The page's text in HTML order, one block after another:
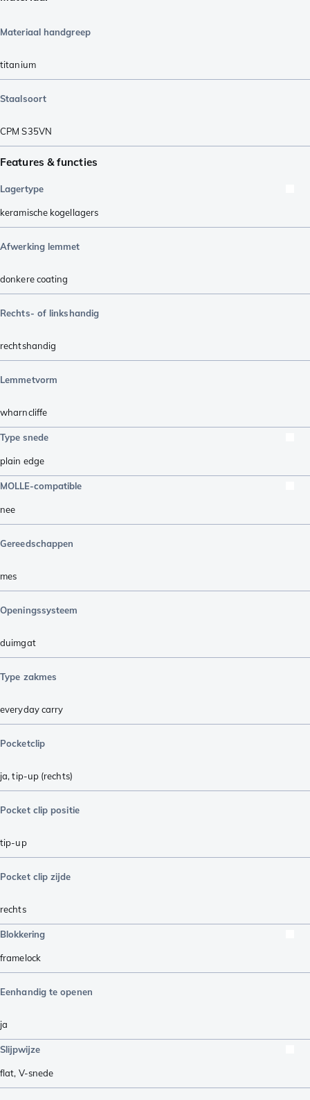
Materiaal handgreep
titanium
Staalsoort
CPM S35VN
Features & functies
Lagertype
keramische kogellagers
Afwerking lemmet
donkere coating
Rechts- of linkshandig
rechtshandig
Lemmetvorm
wharncliffe
Type snede
plain edge
MOLLE-compatible
nee
Gereedschappen
mes
Openingssysteem
duimgat
Type zakmes
everyday carry
Pocketclip
ja, tip-up (rechts)
Pocket clip positie
tip-up
Pocket clip zijde
rechts
Blokkering
framelock
Eenhandig te openen
ja
Slijpwijze
flat, V-snede